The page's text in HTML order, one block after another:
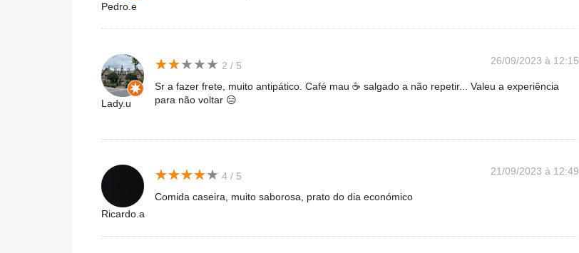
Pedro.e
Lady.u
★★★★★
★★★★★ 2 / 5 26/09/2023 à 12:15
Sr a fazer frete, muito antipático. Café mau ☕ salgado a não repetir... Valeu a experiência
para não voltar 😑
Ricardo.a
★★★★★
★★★★★ 4 / 5 21/09/2023 à 12:49
Comida caseira, muito saborosa, prato do dia económico